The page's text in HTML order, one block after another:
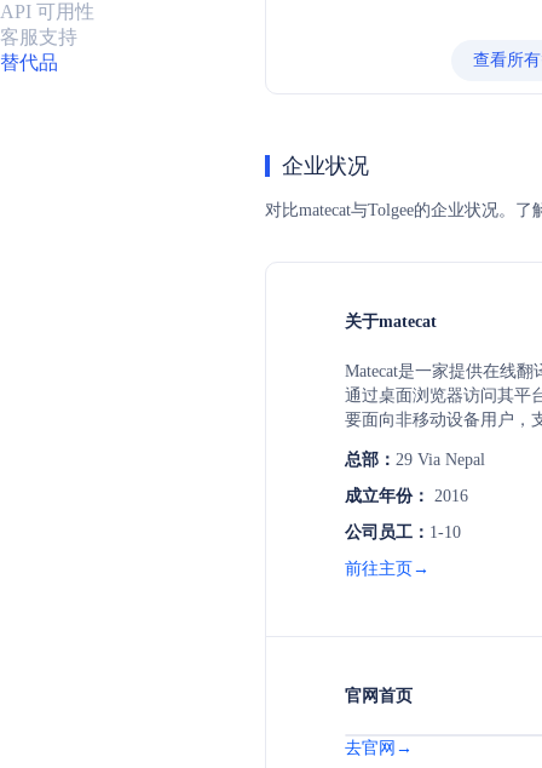
API 可用性
客服支持
替代品
查看所
企业状况
对比matecat与Tolgee的企业状况。
关于matecat
Matecat是一家提供在线
通过桌面浏览器访问其平
要面向非移动设备用户，
总部： 29 Via Nepal
成立年份： 2016
公司员工： 1-10
前往主页→
官网首页
去官网→